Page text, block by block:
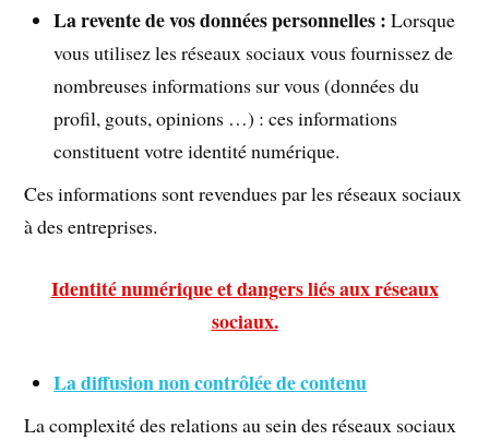
La revente de vos données personnelles :Lorsque
vous utilisez les réseaux sociaux vous fournissez de
nombreuses informations sur vous (données du
profil, gouts, opinions …) : ces informations
constituent votre identité numérique.
Ces informations sont revendues par les réseaux sociaux
à des entreprises.
Identité numérique et dangers liés aux réseaux
sociaux.
La diffusion non contrôlée de contenu
La complexité des relations au sein des réseaux sociaux